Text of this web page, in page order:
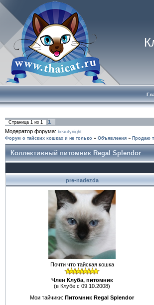
Страница 1 из 1
1
Модератор форума: beautynight
Форум о тайских кошках и не только » Объявления » Продаю
Коллективный питомник Regal Splendor
pre-nadezda
Почти что тайская кошка
Член Клуба, питомник
(в Клубе с 09.10.2008)
Мои тайчики: Питомник Regal Splendor